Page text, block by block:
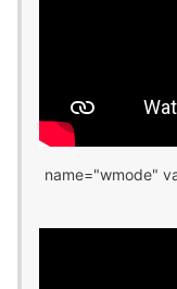
name="wmode"